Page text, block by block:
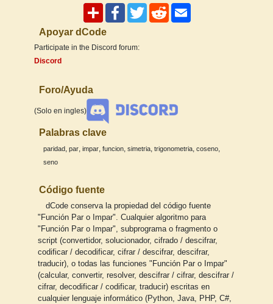
Apoyar dCode
Participate in the Discord forum:
Discord
Foro/Ayuda
(Solo en ingles)
Palabras clave
paridad par impar funcion simetria trigonometria coseno
seno
Código fuente
dCode conserva la propiedad del código fuente
"Función Par o Impar". Cualquier algoritmo para
"Función Par o Impar", subprograma o fragmento o
script (convertidor, solucionador, cifrado / descifrar,
codificar / decodificar, cifrar / descifrar, descifrar,
traducir), o todas las funciones "Función Par o Impar"
(calcular, convertir, resolver, descifrar / cifrar, descifrar /
cifrar, decodificar / codificar, traducir) escritas en
cualquier lenguaje informático (Python, Java, PHP, C#,